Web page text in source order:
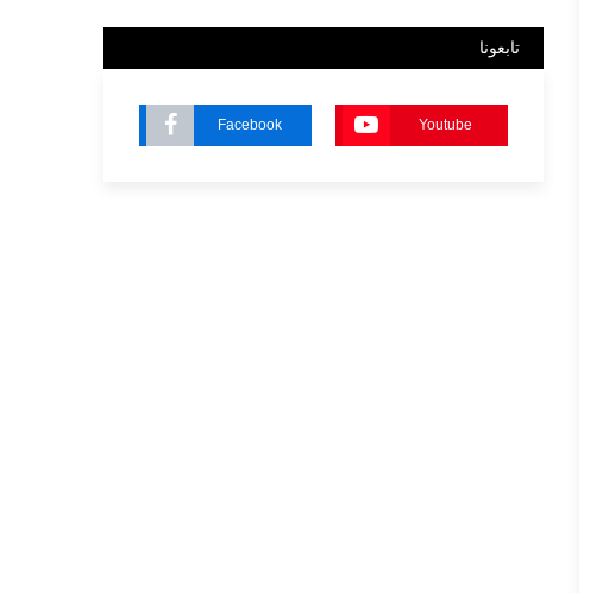
تابعونا
Facebook Youtube